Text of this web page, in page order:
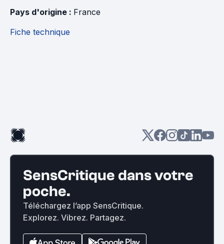
Pays d'origine : France
Fiche technique
SensCritique dans votre
poche.
Téléchargez l’app SensCritique.
Explorez. Vibrez. Partagez.